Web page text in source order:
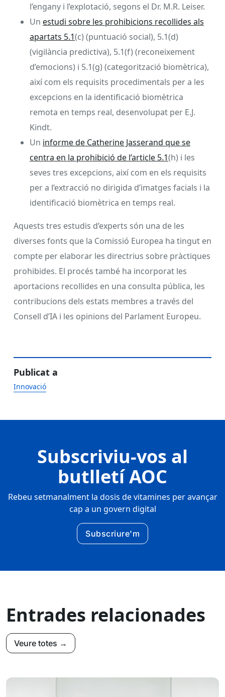
l’engany i l’explotació, segons el Dr. M.R. Leiser.
Un estudi sobre les prohibicions recollides als
apartats 5.1(c) (puntuació social), 5.1(d)
(vigilància predictiva), 5.1(f) (reconeixement
d’emocions) i 5.1(g) (categorització biomètrica),
així com els requisits procedimentals per a les
excepcions en la identificació biomètrica
remota en temps real, desenvolupat per E.J.
Kindt.
Un informe de Catherine Jasserand que se
centra en la prohibició de l’article 5.1(h) i les
seves tres excepcions, així com en els requisits
per a l’extracció no dirigida d’imatges facials i la
identificació biomètrica en temps real.
Aquests tres estudis d’experts són una de les
diverses fonts que la Comissió Europea ha tingut en
compte per elaborar les directrius sobre pràctiques
prohibides. El procés també ha incorporat les
aportacions recollides en una consulta pública, les
contribucions dels estats membres a través del
Consell d’IA i les opinions del Parlament Europeu.
Publicat a
Innovació
Subscriviu-vos al
butlletí AOC
Rebeu setmanalment la dosis de vitamines per avançar
cap a un govern digital
Subscriure'm
Entrades relacionades
Veure totes →